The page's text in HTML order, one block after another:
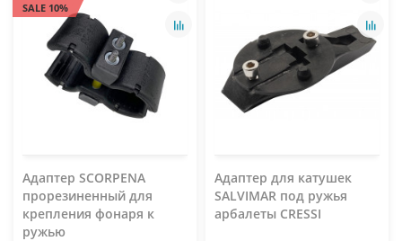
SALE 10%
Адаптер SCORPENA
прорезиненный для
крепления фонаря к
ружью
Адаптер для катушек
SALVIMAR под ружья
арбалеты CRESSI